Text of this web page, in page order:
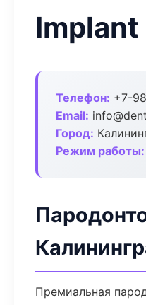
Implant
Телефон: +7-
Email:
Город:
Режим работы:
Премиальная